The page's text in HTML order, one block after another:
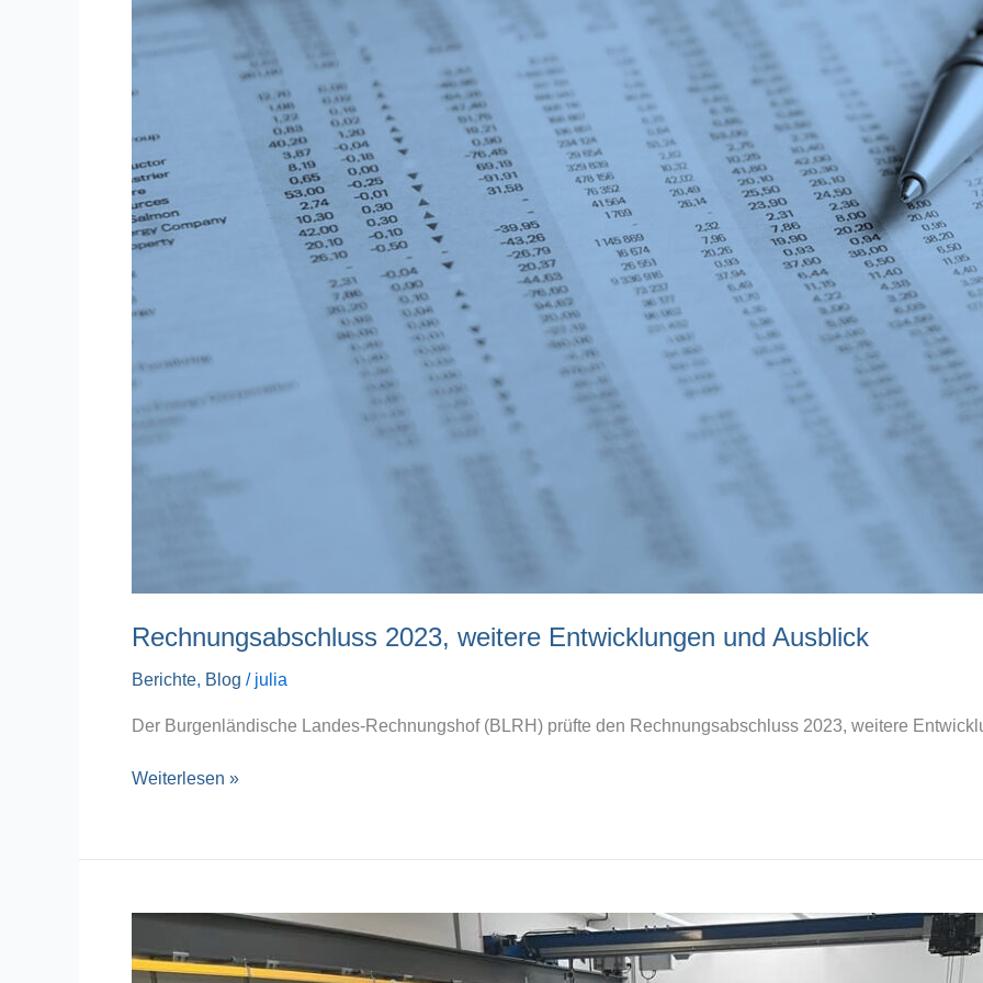
Rechnungsabschluss 2023, weitere Entwicklungen und Ausblick
Berichte, Blog / julia
Der Burgenländische Landes-Rechnungshof (BLRH) prüfte den Rechnungsabschluss 2023, weitere
Weiterlesen »
Fachtagung
der
Bauprüfer:innen